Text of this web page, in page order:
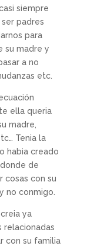
siempre
padres
para
su madre y
a no
etc.
ella queria
madre,
Tenia la
habia creado
de
cosas con su
no conmigo.
ya
relacionadas
con su familia